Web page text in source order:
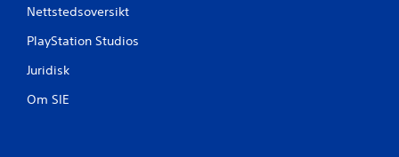
Nettstedsoversikt
PlayStation Studios
Juridisk
Om SIE